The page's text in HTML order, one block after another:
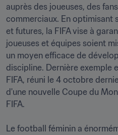
auprès des joueuses, des
commerciaux. En optimisant
et futures, la FIFA vise à
joueuses et équipes soient
un moyen efficace de
discipline. Dernière exemple
FIFA, réuni le 4 octobre
d'une nouvelle Coupe du
FIFA.
Le football féminin a